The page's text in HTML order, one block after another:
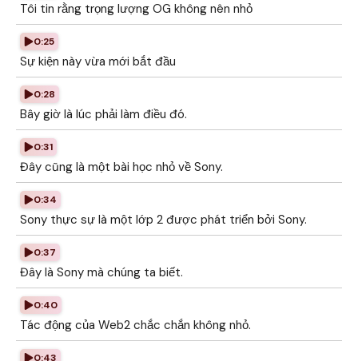
Tôi tin rằng trọng lượng OG không nên nhỏ
0:25
Sự kiện này vừa mới bắt đầu
0:28
Bây giờ là lúc phải làm điều đó.
0:31
Đây cũng là một bài học nhỏ về Sony.
0:34
Sony thực sự là một lớp 2 được phát triển bởi Sony.
0:37
Đây là Sony mà chúng ta biết.
0:40
Tác động của Web2 chắc chắn không nhỏ.
0:43